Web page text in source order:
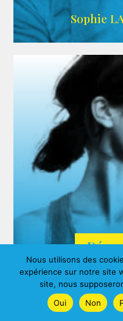
Sophie
Nous utilisons des
expérience sur notre site
site, nous
Oui
Non